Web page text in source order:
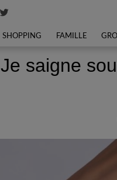
SHOPPING FAMILLE
Je saigne